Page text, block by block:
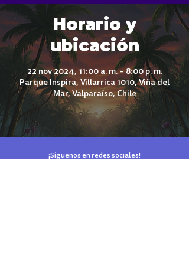
Horario y
ubicación
22 nov 2024, 11:00 a. m. – 8:00 p. m.
Parque Inspira, Villarrica 1010, Viña del
Mar, Valparaíso, Chile
¡Síguenos en redes sociales!